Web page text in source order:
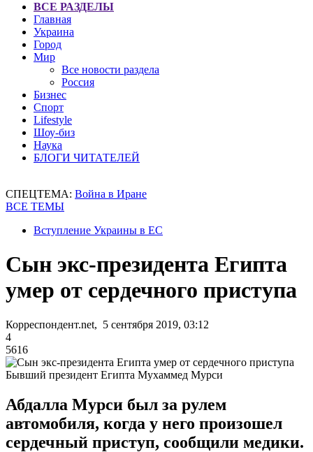
ВСЕ РАЗДЕЛЫ
Главная
Украина
Город
Мир
Все новости раздела
Россия
Бизнес
Спорт
Lifestyle
Шоу-биз
Наука
БЛОГИ ЧИТАТЕЛЕЙ
СПЕЦТЕМА: Война в Иране
ВСЕ ТЕМЫ
Вступление Украины в ЕС
Сын экс-президента Египта
умер от сердечного приступа
Корреспондент.net, 5 сентября 2019, 03:12
4
5616
Бывший президент Египта Мухаммед Мурси
Абдалла Мурси был за рулем
автомобиля, когда у него произошел
сердечный приступ, сообщили медики.